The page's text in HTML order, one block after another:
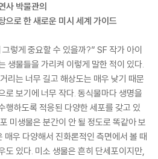
사 박물관의
으로 한 새로운 미시 세계 가이드
렇게 중요할 수 있을까?” SF 작가 아이
생물들을 가리켜 이렇게 말한 적이 있다.
리는 너무 길고 해상도는 매우 낮기 때문
로 보기에 너무 작다. 동식물마다 생명을
행하도록 적응된 다양한 세포를 갖고 있
미생물은 분간이 안 될 정도로 똑같아 보
매우 다양해서 진화론적인 측면에서 볼 때
도 있다. 미소 생물은 흔히 단세포이지만,